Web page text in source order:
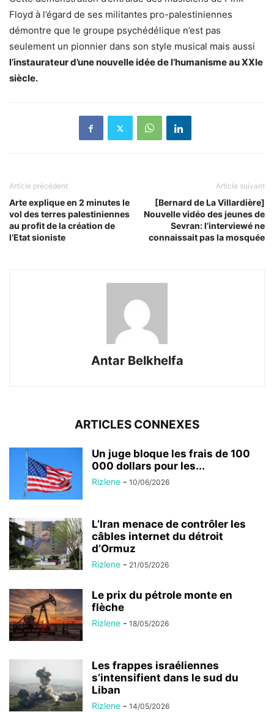
Floyd à l’égard de ses militantes pro-palestiniennes
démontre que le groupe psychédélique n’est pas
seulement un pionnier dans son style musical mais aussi
l’instaurateur d’une nouvelle idée de l’humanisme au XXIe
siècle.
Article précédent
Arte explique en 2 minutes le
vol des terres palestiniennes
au profit de la création de
l’Etat sioniste
Article suivant
[Bernard de La Villardière]
Nouvelle vidéo des jeunes de
Sevran: l’interviewé ne
connaissait pas la mosquée
Antar Belkhelfa
ARTICLES CONNEXES
Un juge bloque les frais de 100
000 dollars pour les...
Rizlene - 10/06/2026
L’Iran menace de contrôler les
câbles internet du détroit
d’Ormuz
Rizlene - 21/05/2026
Le prix du pétrole monte en
flèche
Rizlene - 18/05/2026
Les frappes israéliennes
s’intensifient dans le sud du
Liban
Rizlene - 14/05/2026